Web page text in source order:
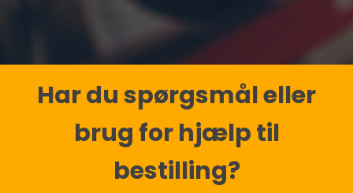
Har du spørgsmål eller
brug for hjælp til
bestilling?